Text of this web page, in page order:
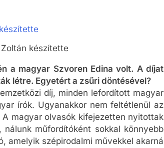
készítette
a magyar Szvoren Edina volt. A díjat
létre. Egyetért a zsűri döntésével?
díj, minden lefordított magyar
írók. Ugyanakkor nem feltétlenül az
magyar olvasók kifejezetten nyitottak
műfordítóként sokkal könnyebb
amelyik szépirodalmi művekkel akarná